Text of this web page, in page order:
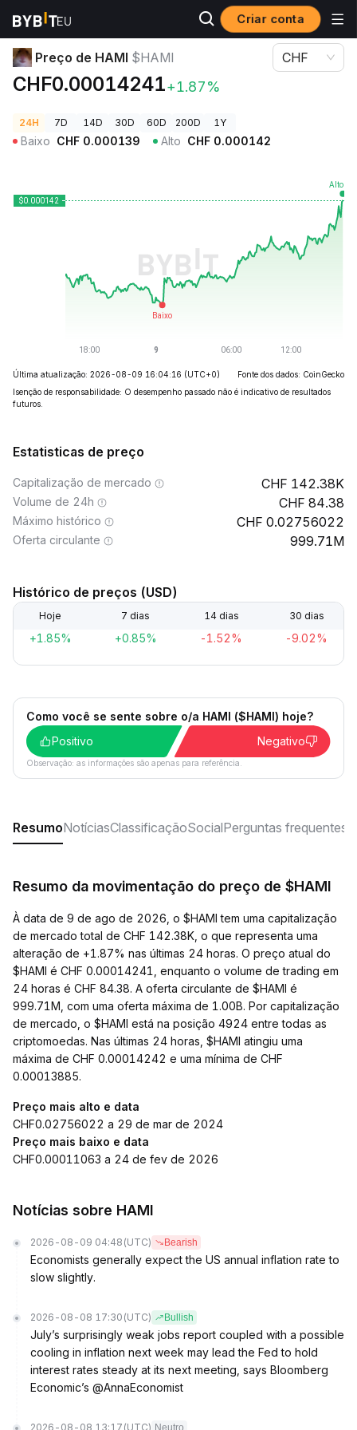
Criar conta
Preços de Criptomoedas Preço de HAMI $HAMI
Preço de HAMI $HAMI
CHF0.00014241+1.87%
CHF
24H 7D 14D 30D 60D 200D 1Y
Baixo CHF 0.000139 Alto CHF 0.000142
Última atualização: 2026-08-09 16:04:16 (UTC+0)
Fonte dos dados: CoinGecko
Isenção de responsabilidade: O desempenho passado não é indicativo de resultados
futuros.
Estatisticas de preço
Capitalização de mercado 142.38K
Volume de 24h 84.38
Máximo histórico 0.02756022
Oferta circulante 999.71M
Histórico de preços (USD)
Hoje 7 dias 14 dias 30 dias
+1.85% +0.85% -1.52% -9.02%
Como você se sente sobre o/a HAMI ($HAMI) hoje?
Positivo
Negativo
Observação: as informações são apenas para referência.
ResumoNotíciasClassificaçãoSocialPerguntas frequentes
Resumo da movimentação do preço de $HAMI
À data de 9 de ago de 2026, o $HAMI tem uma capitalização
de mercado total de CHF 142.38K, o que representa uma
alteração de +1.87% nas últimas 24 horas. O preço atual do
$HAMI é CHF 0.00014241, enquanto o volume de trading em
24 horas é CHF 84.38. A oferta circulante de $HAMI é
999.71M, com uma oferta máxima de 1.00B. Por capitalização
de mercado, o $HAMI está na posição 4924 entre todas as
criptomoedas. Nas últimas 24 horas, $HAMI atingiu uma
máxima de CHF 0.00014242 e uma mínima de CHF
0.00013885.
Preço mais alto e data
CHF0.02756022 a 29 de mar de 2024
Preço mais baixo e data
CHF0.00011063 a 24 de fev de 2026
Notícias sobre HAMI
2026-08-09 04:48 (UTC) Bearish
Economists generally expect the US annual inflation rate to
slow slightly.
2026-08-08 17:30 (UTC) Bullish
July’s surprisingly weak jobs report coupled with a possible
cooling in inflation next week may lead the Fed to hold
interest rates steady at its next meeting, says Bloomberg
Economic’s @AnnaEconomist
2026-08-08 13:17 (UTC) Neutro